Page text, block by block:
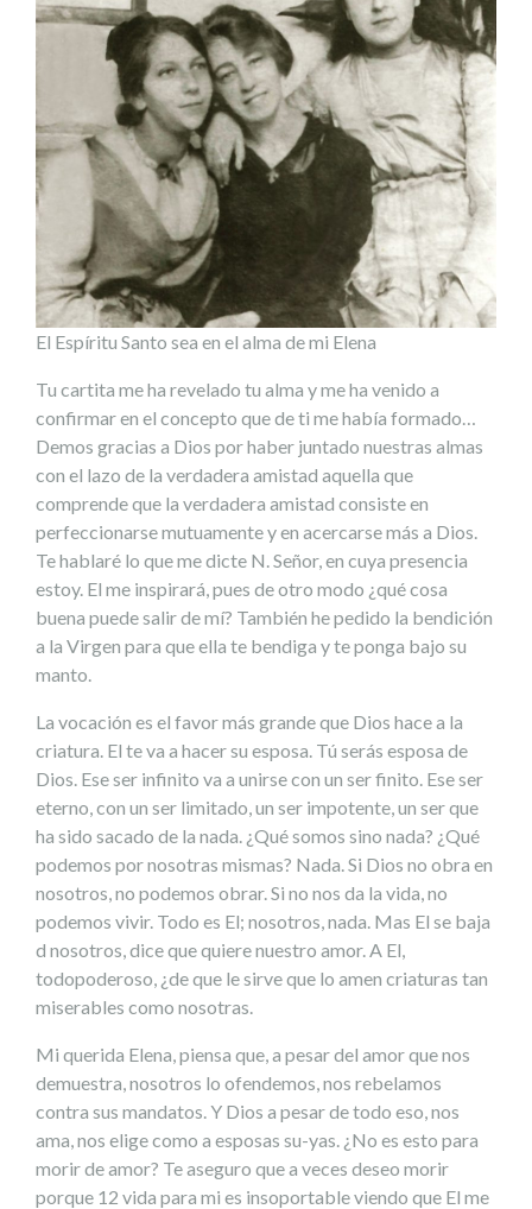
El Espíritu Santo sea en el alma de mi Elena
Tu cartita me ha revelado tu alma y me ha venido a
confirmar en el concepto que de ti me había formado…
Demos gracias a Dios por haber juntado nuestras almas
con el lazo de la verdadera amistad aquella que
comprende que la verdadera amistad consiste en
perfeccionarse mutuamente y en acercarse más a Dios.
Te hablaré lo que me dicte N. Señor, en cuya presencia
estoy. El me inspirará, pues de otro modo ¿qué cosa
buena puede salir de mí? También he pedido la bendición
a la Virgen para que ella te bendiga y te ponga bajo su
manto.
La vocación es el favor más grande que Dios hace a la
criatura. El te va a hacer su esposa. Tú serás esposa de
Dios. Ese ser infinito va a unirse con un ser finito. Ese ser
eterno, con un ser limitado, un ser impotente, un ser que
ha sido sacado de la nada. ¿Qué somos sino nada? ¿Qué
podemos por nosotras mismas? Nada. Si Dios no obra en
nosotros, no podemos obrar. Si no nos da la vida, no
podemos vivir. Todo es El; nosotros, nada. Mas El se baja
d nosotros, dice que quiere nuestro amor. A El,
todopoderoso, ¿de que le sirve que lo amen criaturas tan
miserables como nosotras.
Mi querida Elena, piensa que, a pesar del amor que nos
demuestra, nosotros lo ofendemos, nos rebelamos
contra sus mandatos. Y Dios a pesar de todo eso, nos
ama, nos elige como a esposas su-yas. ¿No es esto para
morir de amor? Te aseguro que a veces deseo morir
porque 12 vida para mi es insoportable viendo que El me